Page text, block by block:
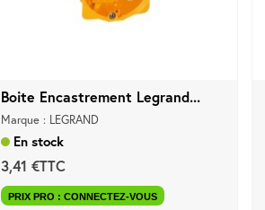
Boite Encastrement Legrand...
Marque : LEGRAND
En stock
3,41 €TTC
PRIX PRO : CONNECTEZ-VOUS